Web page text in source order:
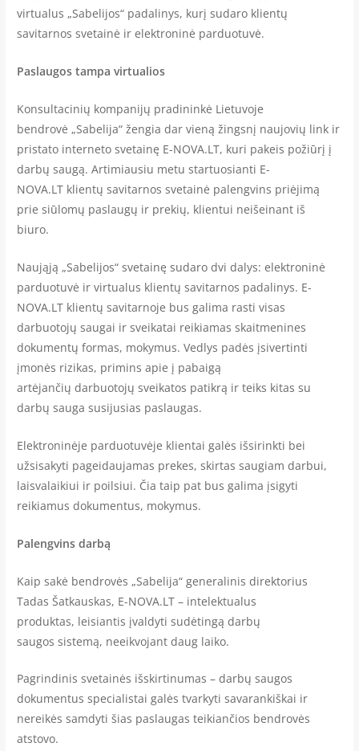
virtualus „Sabelijos“ padalinys, kurį sudaro klientų
savitarnos svetainė ir elektroninė parduotuvė.
Paslaugos tampa virtualios
Konsultacinių kompanijų pradininkė Lietuvoje
bendrovė „Sabelija“ žengia dar vieną žingsnį naujovių link ir
pristato interneto svetainę E-NOVA.LT, kuri pakeis požiūrį į
darbų saugą. Artimiausiu metu startuosianti E-
NOVA.LT klientų savitarnos svetainė palengvins priėjimą
prie siūlomų paslaugų ir prekių, klientui neišeinant iš
biuro.
Naująją „Sabelijos“ svetainę sudaro dvi dalys: elektroninė
parduotuvė ir virtualus klientų savitarnos padalinys. E-
NOVA.LT klientų savitarnoje bus galima rasti visas
darbuotojų saugai ir sveikatai reikiamas skaitmenines
dokumentų formas, mokymus. Vedlys padės įsivertinti
įmonės rizikas, primins apie į pabaigą
artėjančių darbuotojų sveikatos patikrą ir teiks kitas su
darbų sauga susijusias paslaugas.
Elektroninėje parduotuvėje klientai galės išsirinkti bei
užsisakyti pageidaujamas prekes, skirtas saugiam darbui,
laisvalaikiui ir poilsiui. Čia taip pat bus galima įsigyti
reikiamus dokumentus, mokymus.
Palengvins darbą
Kaip sakė bendrovės „Sabelija“ generalinis direktorius
Tadas Šatkauskas, E-NOVA.LT – intelektualus
produktas, leisiantis įvaldyti sudėtingą darbų
saugos sistemą, neeikvojant daug laiko.
Pagrindinis svetainės išskirtinumas – darbų saugos
dokumentus specialistai galės tvarkyti savarankiškai ir
nereikės samdyti šias paslaugas teikiančios bendrovės
atstovo.